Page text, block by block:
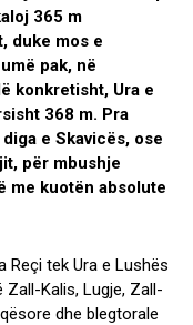
365 m
duke mos e
pak, në
konkretisht, Ura e
368 m. Pra
e Skavicës, ose
për mbushje
me kuotën absolute
Reçi tek Ura e Lushës
Zall-Kalis, Lugje, Zall-
dhe blegtorale